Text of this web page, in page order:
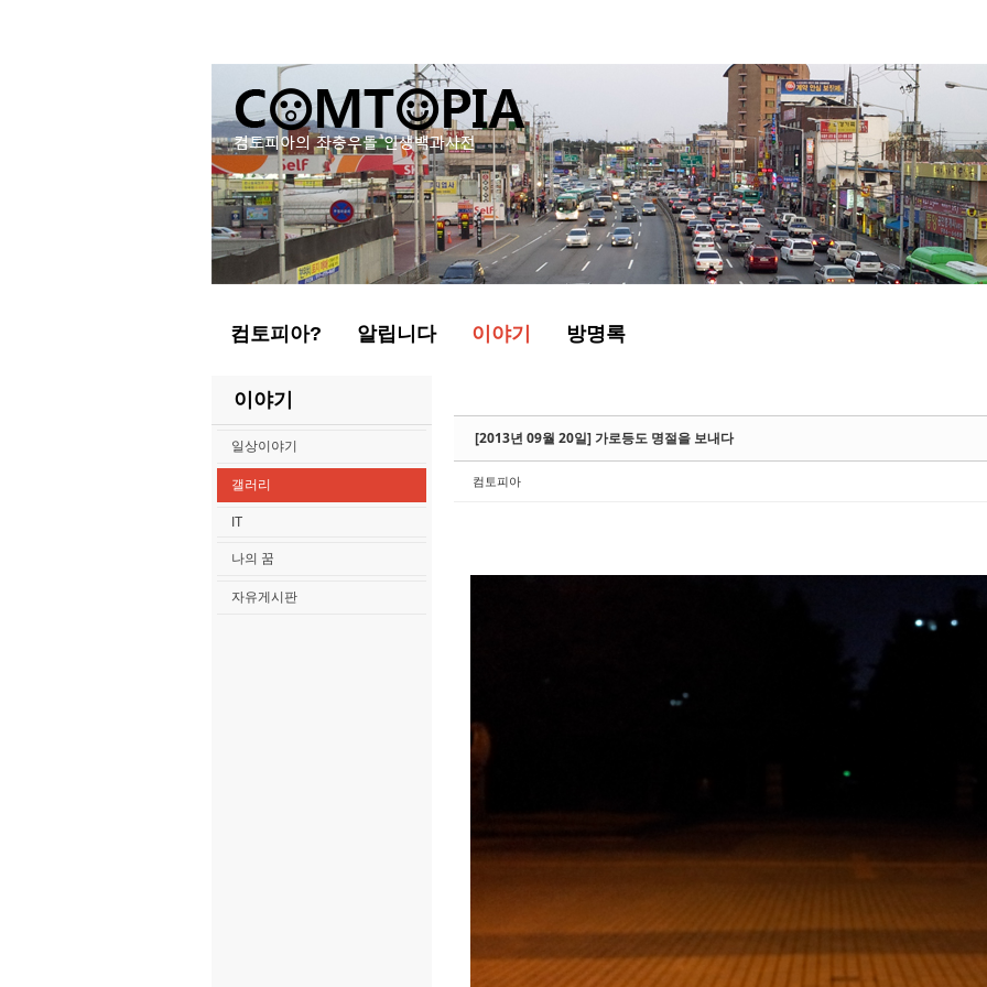
컴토피아? 알립니다 이야기 방명록
이야기
일상이야기
갤러리
IT
나의 꿈
자유게시판
[2013년 09월 20일] 가로등도 명절을 보내다
컴토피아
Sketchbook5, 스케치북5
Sketchbook5, 스케치북5